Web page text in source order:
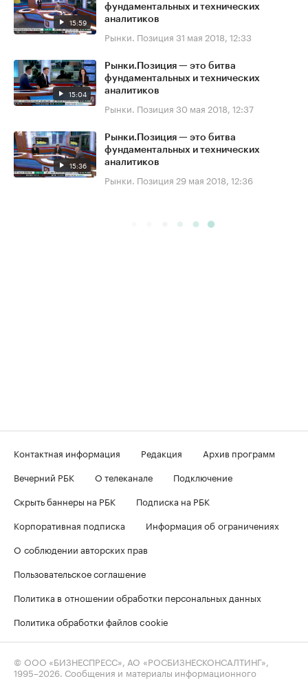
15:59
фундаментальных и технических
аналитиков
Рынки. Позиция 31 мая 2018, 12:33
15:04
Рынки.Позиция — это битва
фундаментальных и технических
аналитиков
Рынки. Позиция 30 мая 2018, 12:37
15:36
Рынки.Позиция — это битва
фундаментальных и технических
аналитиков
Рынки. Позиция 29 мая 2018, 12:36
Контактная информация Редакция
Архив программ
Вечерний РБК
О телеканале
Подключение
Скрыть баннеры на РБК
Подписка на РБК
Корпоративная подписка
Информация об ограничениях
О соблюдении авторских прав
Пользовательское соглашение
Политика в отношении обработки персональных данных
Политика обработки файлов cookie
© ООО «БИЗНЕСПРЕСС», АО «РОСБИЗНЕСКОНСАЛТИНГ»,
1995–2026 . Сообщения и материалы информационного